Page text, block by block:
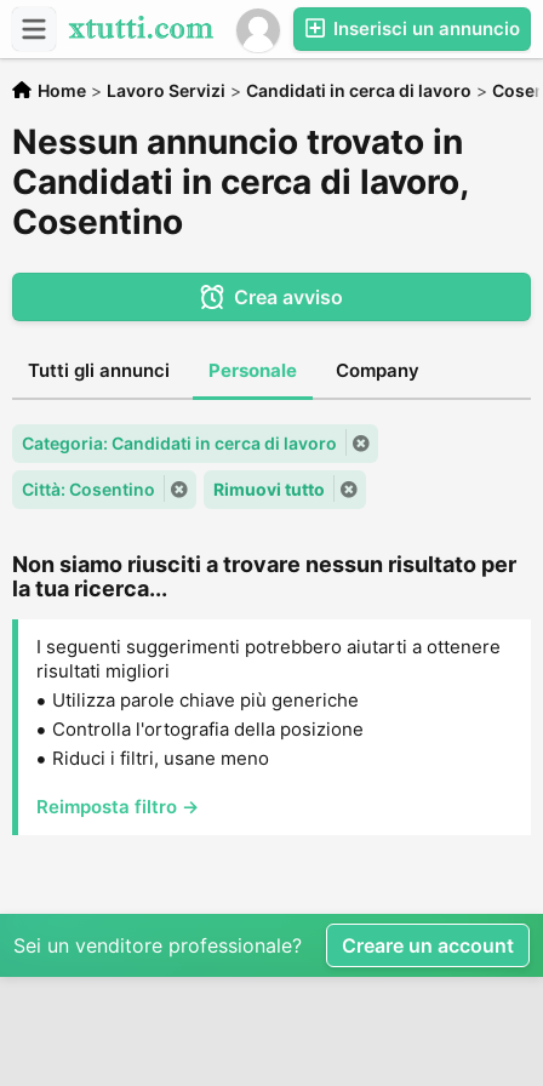
Inserisci un annuncio
Home > Lavoro Servizi > Candidati in cerca di lavoro >
Nessun annuncio trovato in
Candidati in cerca di lavoro,
Cosentino
Crea avviso
Tutti gli annunci Personale Company
Categoria: Candidati in cerca di lavoro
Città: Cosentino Rimuovi tutto
Non siamo riusciti a trovare nessun risultato per
la tua ricerca...
I seguenti suggerimenti potrebbero aiutarti a ottenere
risultati migliori
Utilizza parole chiave più generiche
Controlla l'ortografia della posizione
Riduci i filtri, usane meno
Reimposta filtro →
Sei un venditore professionale? Creare un account